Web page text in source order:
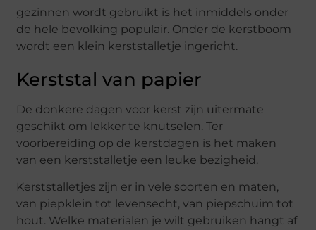
gezinnen wordt gebruikt is het inmiddels onder
de hele bevolking populair. Onder de kerstboom
wordt een klein kerststalletje ingericht.
Kerststal van papier
De donkere dagen voor kerst zijn uitermate
geschikt om lekker te knutselen. Ter
voorbereiding op de kerstdagen is het maken
van een kerststalletje een leuke bezigheid.
Kerststalletjes zijn er in vele soorten en maten,
van piepklein tot levensecht, van piepschuim tot
hout. Welke materialen je wilt gebruiken hangt af